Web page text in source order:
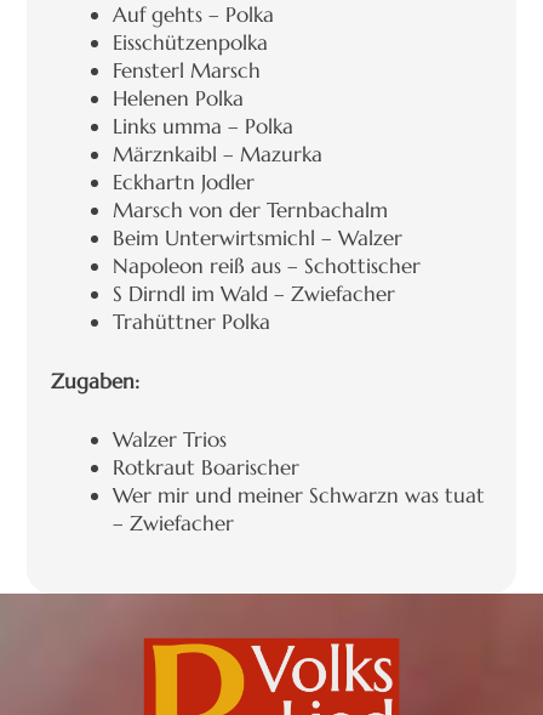
Auf gehts – Polka
Eisschützenpolka
Fensterl Marsch
Helenen Polka
Links umma – Polka
Märznkaibl – Mazurka
Eckhartn Jodler
Marsch von der Ternbachalm
Beim Unterwirtsmichl – Walzer
Napoleon reiß aus – Schottischer
S Dirndl im Wald – Zwiefacher
Trahüttner Polka
Zugaben:
Walzer Trios
Rotkraut Boarischer
Wer mir und meiner Schwarzn was tuat
– Zwiefacher